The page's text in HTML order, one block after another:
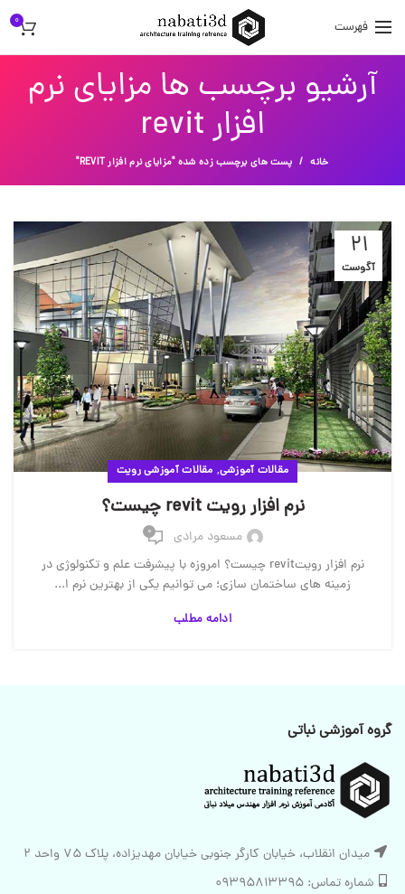
فهرست 0
آرشیو برچسب ها مزایای نرم
افزار revit
خانه پست های برچسب زده شده "مزایای نرم افزار REVIT"
21
آگوست
مقالات آموزشی, مقالات آموزشی رویت
نرم افزار رویت revit چیست؟
مسعود مرادی 0
نرم افزار رویتrevit چیست؟ امروزه با پیشرفت علم و تکنولوژی در
زمینه های ساختمان سازی؛ می توانیم یکی از بهترین نرم ا...
ادامه مطلب
گروه آموزشی نباتی
میدان انقلاب، خیابان کارگر جنوبی خیابان مهدیزاده، پلاک 75 واحد 2
شماره تماس: 09395813395